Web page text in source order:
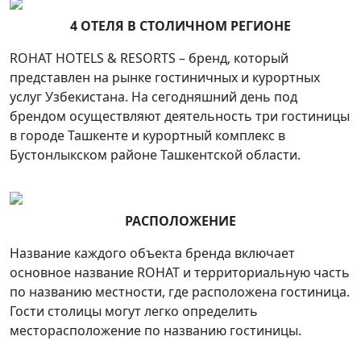
4 ОТЕЛЯ В СТОЛИЧНОМ РЕГИОНЕ
ROHAT HOTELS & RESORTS – бренд, который
представлен на рынке гостиничных и курортных
услуг Узбекистана. На сегодняшний день под
брендом осуществляют деятельность три гостиницы
в городе Ташкенте и курортный комплекс в
Бустонлыкском районе Ташкентской области.
РАСПОЛОЖЕНИЕ
Название каждого объекта бренда включает
основное название ROHAT и территориальную часть
по названию местности, где расположена гостиница.
Гости столицы могут легко определить
месторасположение по названию гостиницы.